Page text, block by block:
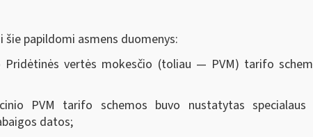
papildomi asmens duomenys:
Pridėtinės vertės mokesčio (toliau — PVM) tarifo
PVM tarifo schemos buvo nustatytas specialaus
datos;